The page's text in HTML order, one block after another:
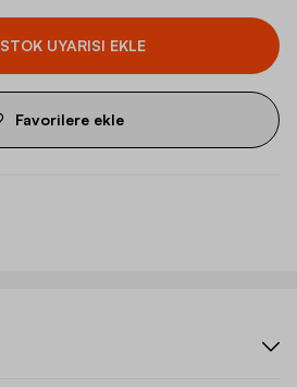
STOK UYARISI EKLE
Favorilere ekle